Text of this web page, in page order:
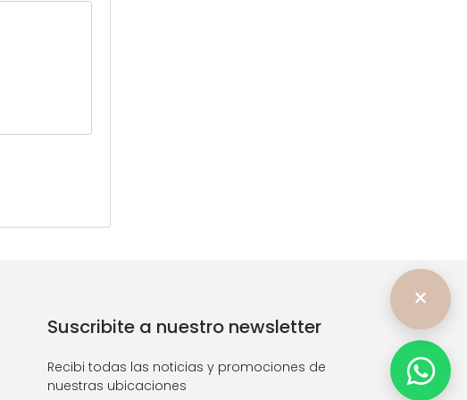
Suscribite a nuestro newsletter
Recibi todas las noticias y promociones de
nuestras ubicaciones
×